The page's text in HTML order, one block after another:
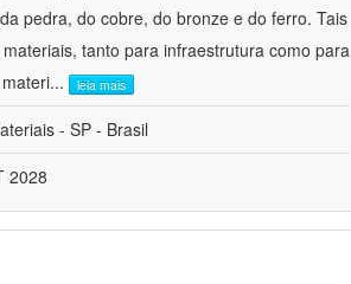
pedra, do cobre, do bronze e do ferro. Tais
tanto para infraestrutura como para
... leia mais
- SP - Brasil
2028